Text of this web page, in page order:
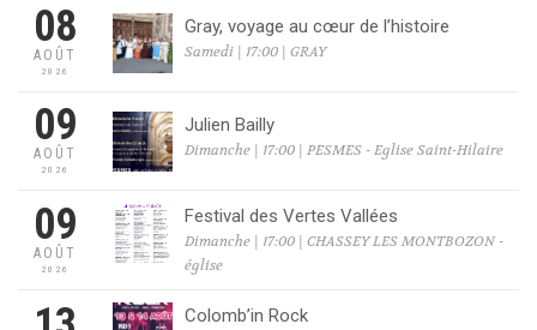
08
AOÛT
2026
Gray, voyage au cœur de l’histoire
Samedi | 17:00 | GRAY
09
AOÛT
2026
Julien Bailly
Dimanche | 17:00 | PESMES - Eglise Saint-Hilaire
09
AOÛT
2026
Festival des Vertes Vallées
Dimanche | 17:00 | CHASSEY LES MONTBOZON -
église
Colomb’in Rock